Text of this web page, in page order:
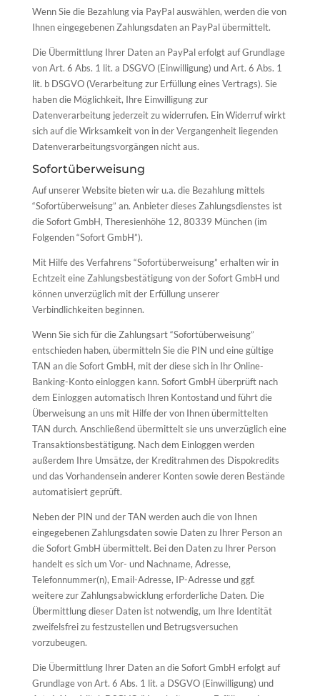
Wenn Sie die Bezahlung via PayPal auswählen, werden die von
Ihnen eingegebenen Zahlungsdaten an PayPal übermittelt.
Die Übermittlung Ihrer Daten an PayPal erfolgt auf Grundlage
von Art. 6 Abs. 1 lit. a DSGVO (Einwilligung) und Art. 6 Abs. 1
lit. b DSGVO (Verarbeitung zur Erfüllung eines Vertrags). Sie
haben die Möglichkeit, Ihre Einwilligung zur
Datenverarbeitung jederzeit zu widerrufen. Ein Widerruf wirkt
sich auf die Wirksamkeit von in der Vergangenheit liegenden
Datenverarbeitungsvorgängen nicht aus.
Sofortüberweisung
Auf unserer Website bieten wir u.a. die Bezahlung mittels
“Sofortüberweisung” an. Anbieter dieses Zahlungsdienstes ist
die Sofort GmbH, Theresienhöhe 12, 80339 München (im
Folgenden “Sofort GmbH”).
Mit Hilfe des Verfahrens “Sofortüberweisung” erhalten wir in
Echtzeit eine Zahlungsbestätigung von der Sofort GmbH und
können unverzüglich mit der Erfüllung unserer
Verbindlichkeiten beginnen.
Wenn Sie sich für die Zahlungsart “Sofortüberweisung”
entschieden haben, übermitteln Sie die PIN und eine gültige
TAN an die Sofort GmbH, mit der diese sich in Ihr Online-
Banking-Konto einloggen kann. Sofort GmbH überprüft nach
dem Einloggen automatisch Ihren Kontostand und führt die
Überweisung an uns mit Hilfe der von Ihnen übermittelten
TAN durch. Anschließend übermittelt sie uns unverzüglich eine
Transaktionsbestätigung. Nach dem Einloggen werden
außerdem Ihre Umsätze, der Kreditrahmen des Dispokredits
und das Vorhandensein anderer Konten sowie deren Bestände
automatisiert geprüft.
Neben der PIN und der TAN werden auch die von Ihnen
eingegebenen Zahlungsdaten sowie Daten zu Ihrer Person an
die Sofort GmbH übermittelt. Bei den Daten zu Ihrer Person
handelt es sich um Vor- und Nachname, Adresse,
Telefonnummer(n), Email-Adresse, IP-Adresse und ggf.
weitere zur Zahlungsabwicklung erforderliche Daten. Die
Übermittlung dieser Daten ist notwendig, um Ihre Identität
zweifelsfrei zu festzustellen und Betrugsversuchen
vorzubeugen.
Die Übermittlung Ihrer Daten an die Sofort GmbH erfolgt auf
Grundlage von Art. 6 Abs. 1 lit. a DSGVO (Einwilligung) und